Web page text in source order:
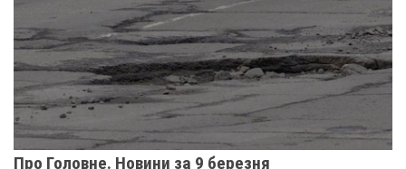
Про Головне. Новини за 9 березня